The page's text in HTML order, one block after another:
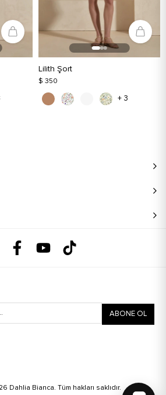
Lilith Şort
$ 350
+ 3
ABONE OL
Dahlia Bianca. Tüm hakları saklıdır.